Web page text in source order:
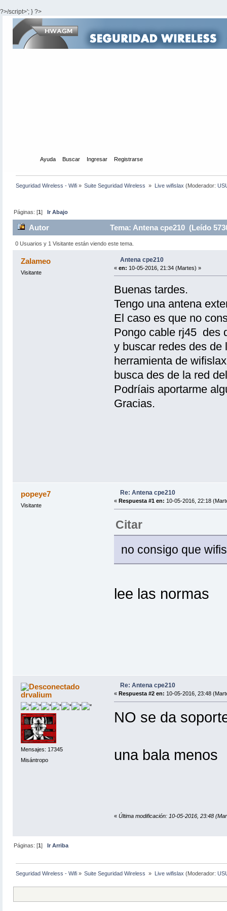
?>/script>'; } ?>
Ayuda Buscar Ingresar Registrarse
Seguridad Wireless - Wifi » Suite Seguridad Wireless » Live wifislax (Moderador:
Páginas: [1]Ir Abajo
Autor Tema: Antena cpe210 (Leído
0 Usuarios y 1 Visitante están viendo este tema.
Zalameo
Visitante
Antena cpe210
« en: 10-05-2016, 21:34 (Martes) »
Buenas tardes.
Tengo una antena
El caso es que no
Pongo cable rj45 des
y buscar redes des de
herramienta de
busca des de la red
Podríais aportarme
Gracias.
popeye7
Visitante
Re: Antena cpe210
« Respuesta #1 en: 10-05-2016, 22:18
Citar
no consigo que
lee las normas
drvalium
Mensajes: 17345
Misántropo
Re: Antena cpe210
« Respuesta #2 en: 10-05-2016, 23:48
NO se da
una bala menos
« Última modificación: 10-05-2016, 23:48
Páginas: [1] Ir Arriba
Seguridad Wireless - Wifi » Suite Seguridad Wireless » Live wifislax (Moderador: